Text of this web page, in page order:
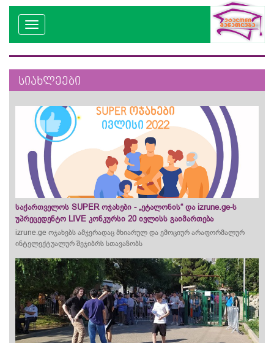
სიახლეები
საქართველოს SUPER ოჯახები - „ეტალონის“ და izrune.ge-ს
უპრეცედენტო LIVE კონკურსი 20 ივლისს გაიმართება
izrune.ge ოჯახებს ამჯერადაც მხიარულ და ემოციურ არაფორმალურ
ინტელექტუალურ შეჯიბრს სთავაზობს